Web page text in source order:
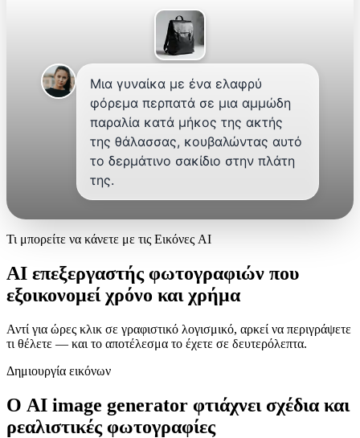
Μια γυναίκα με ένα ελαφρύ
φόρεμα περπατά σε μια αμμώδη
παραλία κατά μήκος της ακτής
της θάλασσας, κουβαλώντας αυτό
το δερμάτινο σακίδιο στην πλάτη
της.
Τι μπορείτε να κάνετε με τις Εικόνες AI
AI επεξεργαστής φωτογραφιών που
εξοικονομεί χρόνο και χρήμα
Αντί για ώρες κλικ σε γραφιστικό λογισμικό, αρκεί να περιγράψετε
τι θέλετε — και το αποτέλεσμα το έχετε σε δευτερόλεπτα.
Δημιουργία εικόνων
Ο AI image generator φτιάχνει σχέδια και
ρεαλιστικές φωτογραφίες